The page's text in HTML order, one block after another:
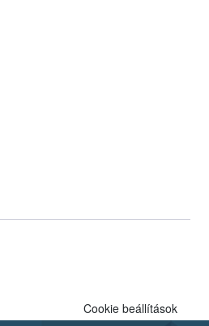
Cookie beállítások